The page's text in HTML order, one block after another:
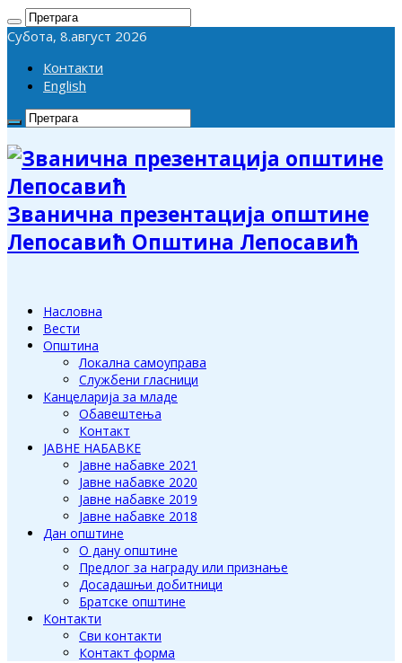
Субота, 8.август 2026
Контакти
English
Званична презентација општине
Лепосавић Општина Лепосавић
Насловна
Вести
Општина
Локална самоуправа
Службени гласници
Канцеларија за младе
Обавештења
Контакт
ЈАВНЕ НАБАВКЕ
Јавне набавке 2021
Јавне набавке 2020
Јавне набавке 2019
Јавне набавке 2018
Дан општине
О дану општине
Предлог за награду или признање
Досадашњи добитници
Братске општине
Контакти
Сви контакти
Контакт форма